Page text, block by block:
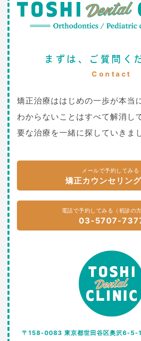
まずは、ご質問く
Contact
矯正治療ははじめの一歩が本当
わからないことはすべて解消し
要な治療を一緒に探していきま
メールで予約してみる
矯正カウンセリン
電話で予約してみる（初診の方
03-5707-
〒158-0083 東京都世田谷区奥沢6-5-